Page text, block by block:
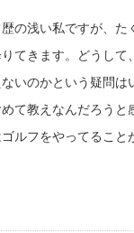
歴の浅い私ですが、た
てきます。どうして
いのかという疑問は
て教えなんだろうと
ルフをやってること